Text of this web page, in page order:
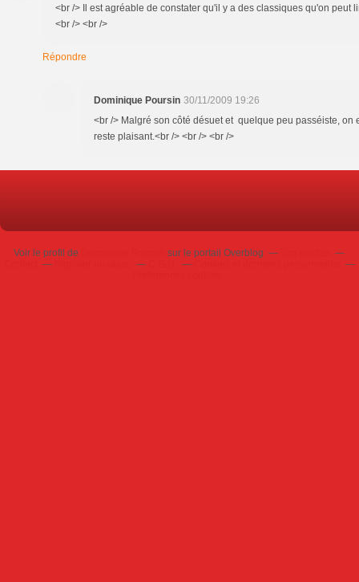
<br /> Il est agréable de constater qu'il y a des classiques qu'on peut
<br /> <br />
Répondre
Dominique Poursin 30/11/2009 19:26
<br /> Malgré son côté désuet et quelque peu passéiste, on
reste plaisant.<br /> <br /> <br />
Voir le profil de sur le portail Overblog